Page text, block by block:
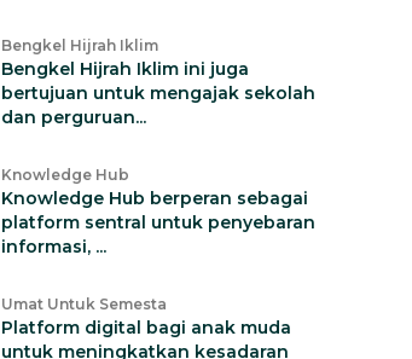
Bengkel Hijrah Iklim
Bengkel Hijrah Iklim ini juga
bertujuan untuk mengajak sekolah
dan perguruan...
Knowledge Hub
Knowledge Hub berperan sebagai
platform sentral untuk penyebaran
informasi, ...
Umat Untuk Semesta
Platform digital bagi anak muda
untuk meningkatkan kesadaran